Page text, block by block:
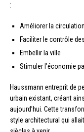
:
Améliorer la
Faciliter le contrôle
Embellir la ville
Stimuler l’économie
Haussmann entreprit de
urbain existant, créant
aujourd’hui. Cette
style architectural qui